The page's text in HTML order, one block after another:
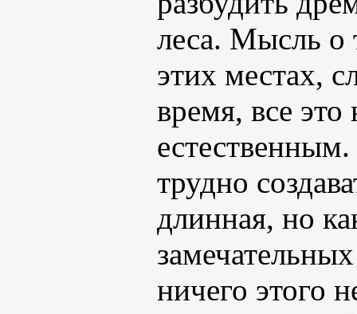
леса. Мысль о
этих местах,
время, все
трудно
длинная, но
ничего этого